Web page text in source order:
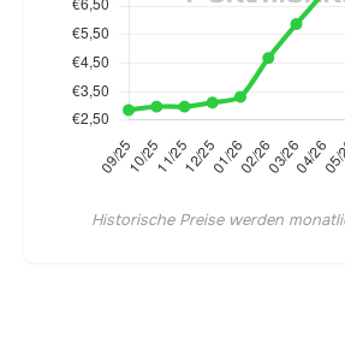
Historische Preise werden